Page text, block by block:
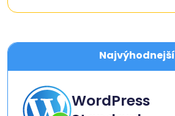
Najvýhodnejší
WordPress